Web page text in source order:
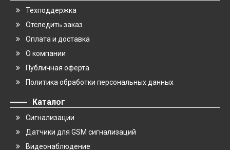
Техподдержка
Отследить заказ
Оплата и доставка
О компании
Публичная оферта
Политика обработки персональных данных
Каталог
Сигнализации
Датчики для GSM сигнализаций
Видеонаблюдение